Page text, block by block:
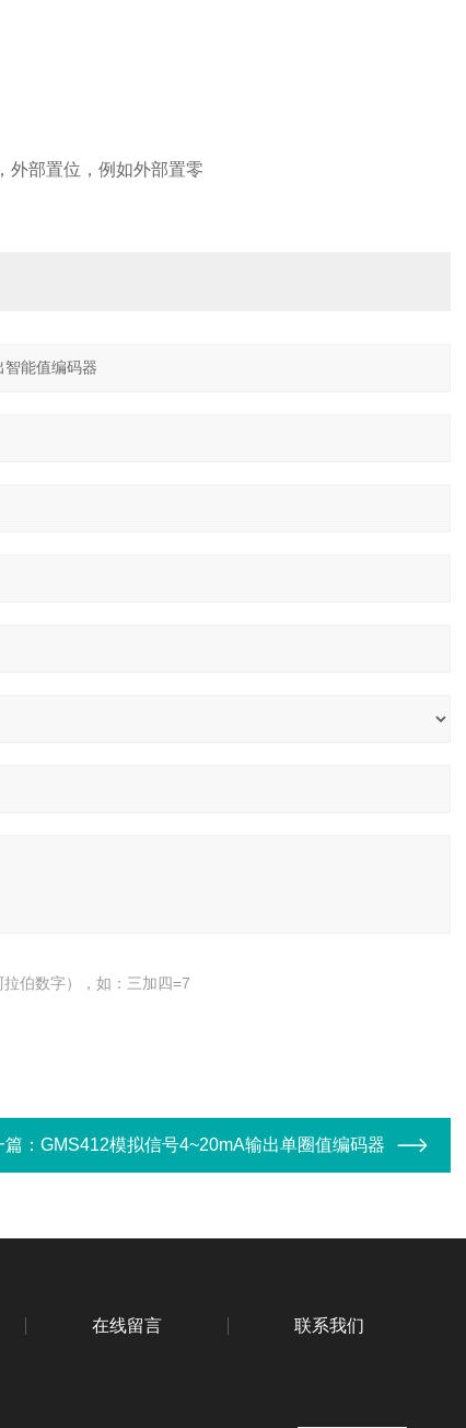
外部置位，例如外部置零
伯数字），如：三加四=7
： GMS412模拟信号4~20mA输出单圈值编码器
在线留言 联系我们